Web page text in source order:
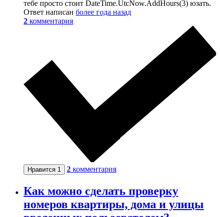
тебе просто стоит DateTime.UtcNow.AddHours(3) юзать.
Ответ написан более года назад
2 комментария
Нравится 1 2 комментария
Как можно сделать проверку
номеров квартиры, дома и улицы